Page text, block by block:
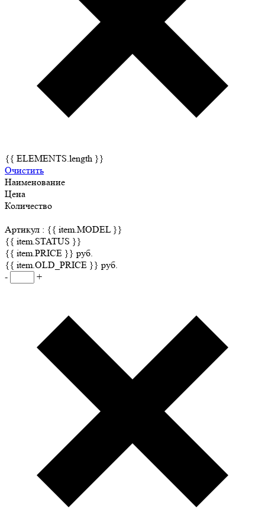
{{ ELEMENTS.length }}
Очистить
Наименование
Цена
Количество
Артикул : {{ item.MODEL }}
{{ item.STATUS }}
{{ item.PRICE }} руб.
{{ item.OLD_PRICE }} руб.
-
+